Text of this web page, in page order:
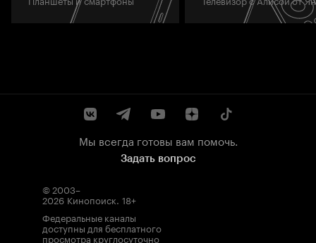
Мы всегда готовы вам помочь.
Задать вопрос
© 2003–
2026 Кинопоиск. 18+
Федеральные каналы
доступны для бесплатного
просмотра круглосуточно